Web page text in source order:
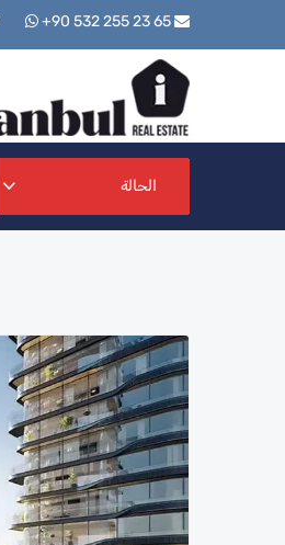
+90 532 255 23 65
الحالة